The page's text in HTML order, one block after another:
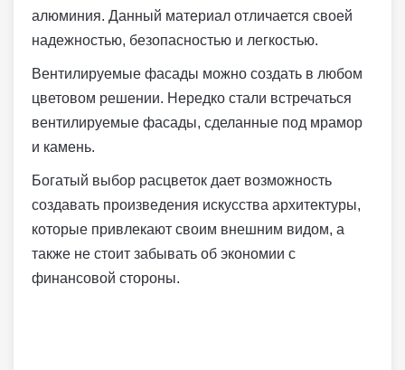
алюминия. Данный материал отличается своей
надежностью, безопасностью и легкостью.
Вентилируемые фасады можно создать в любом
цветовом решении. Нередко стали встречаться
вентилируемые фасады, сделанные под мрамор
и камень.
Богатый выбор расцветок дает возможность
создавать произведения искусства архитектуры,
которые привлекают своим внешним видом, а
также не стоит забывать об экономии с
финансовой стороны.